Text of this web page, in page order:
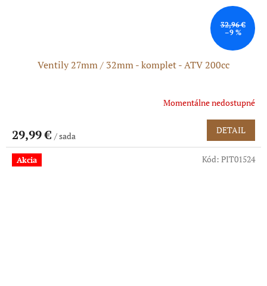
32,96 €
–9 %
Ventily 27mm / 32mm - komplet - ATV 200cc
Momentálne nedostupné
29,99 € / sada
DETAIL
Akcia Kód: PIT01524